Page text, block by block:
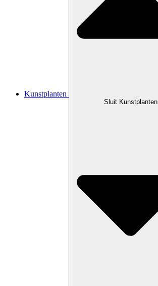
Kunstplanten
Sluit Kunstplanten